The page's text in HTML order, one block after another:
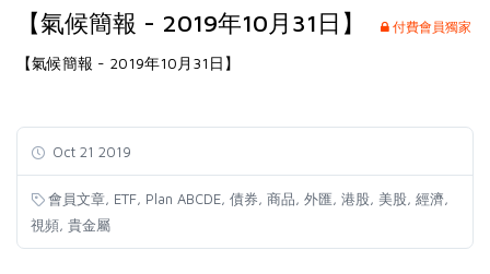
【氣候簡報 - 2019年10月31日】 付費會員獨家
【氣候簡報 - 2019年10月31日】
Oct 21 2019
會員文章 ETF Plan ABCDE 債券 商品 外匯 港股 美股 經濟
視頻 貴金屬